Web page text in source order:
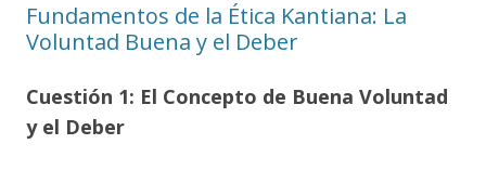
Fundamentos de la Ética Kantiana: La
Voluntad Buena y el Deber
Cuestión 1: El Concepto de Buena Voluntad
y el Deber